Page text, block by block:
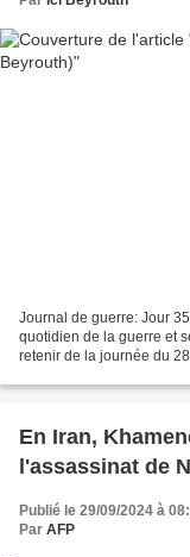
Journal de guerre: Jour
quotidien de la guerre et
retenir de la journée du
En Iran,
l'assassinat de
Publié le 29/09/2024 à
Par AFP